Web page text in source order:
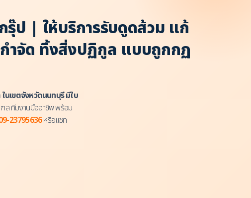
รุ๊ป | ให้บริการรับดูดส้วม แก้
ำจัด ทิ้งสิ่งปฏิกูล แบบถูกกฏ
นเขตจังหวัดนนทบุรี มีใบ
ล ทีมงานมืออาชีพ พร้อม
23795636หรือแชท